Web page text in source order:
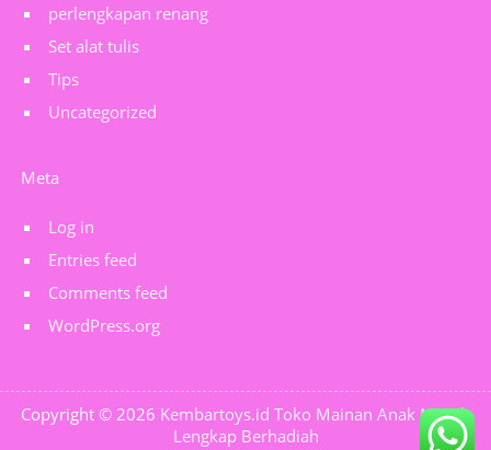
perlengkapan renang
Set alat tulis
Tips
Uncategorized
Meta
Log in
Entries feed
Comments feed
WordPress.org
Copyright © 2026 Kembartoys.id Toko Mainan Anak Murah
Lengkap Berhadiah